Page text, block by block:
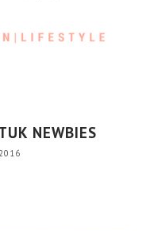
NEWBIES